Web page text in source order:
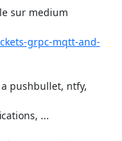
sur medium
grpc-mqtt-and-
pushbullet, ntfy,
...